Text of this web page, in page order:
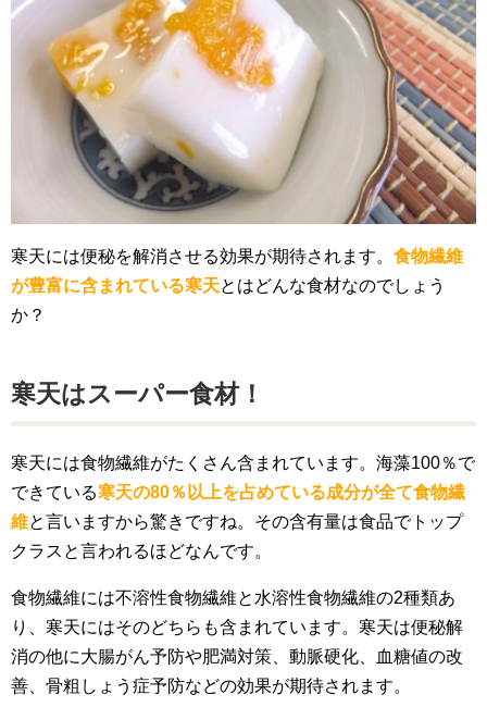
寒天には便秘を解消させる効果が期待されます。 食物繊維
が豊富に含まれている寒天とはどんな食材なのでしょう
か？
寒天はスーパー食材！
寒天には食物繊維がたくさん含まれています。海藻100％で
できている寒天の80％以上を占めている成分が全て食物繊
維と言いますから驚きですね。その含有量は食品でトップ
クラスと言われるほどなんです。
食物繊維には不溶性食物繊維と水溶性食物繊維の2種類あ
り、寒天にはそのどちらも含まれています。寒天は便秘解
消の他に大腸がん予防や肥満対策、動脈硬化、血糖値の改
善、骨粗しょう症予防などの効果が期待されます。